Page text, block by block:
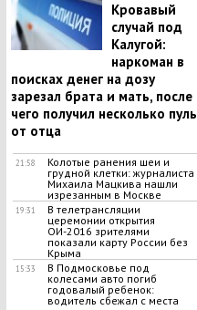
Кровавый
случай под
Калугой:
наркоман в
поисках денег на дозу
зарезал брата и мать, после
чего получил несколько пуль
от отца
21:58
Колотые ранения шеи и
грудной клетки: журналиста
Михаила Мацкива нашли
изрезанным в Москве
19:31
В телетрансляции
церемонии открытия
ОИ-2016 зрителями
показали карту России без
Крыма
15:33
В Подмосковье под
колесами авто погиб
годовалый ребенок:
водитель сбежал с места